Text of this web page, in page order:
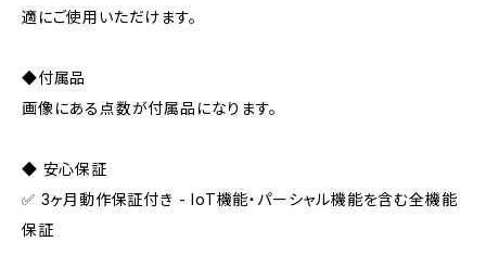
適にご使用いただけます。
◆付属品
画像にある点数が付属品になります。
◆ 安心保証
✅ 3ヶ月動作保証付き - IoT機能・パーシャル機能を含む全機能
保証